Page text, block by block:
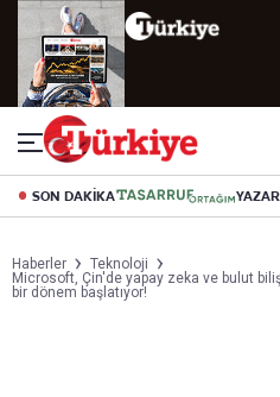
SON DAKİKA
Haberler
Teknoloji
Microsoft, Çin'de yapay zeka ve bulut
bir dönem başlatıyor!